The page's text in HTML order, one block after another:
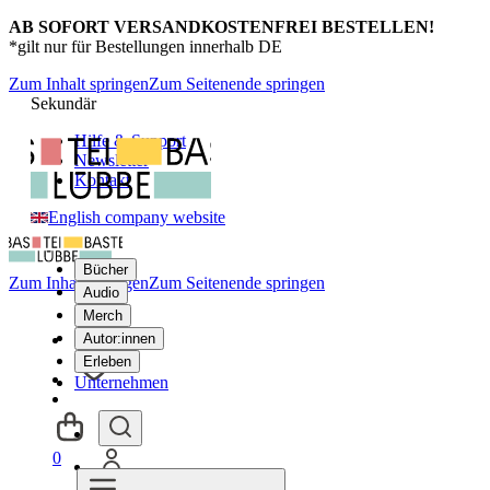
AB SOFORT VERSANDKOSTENFREI BESTELLEN!
*gilt nur für Bestellungen innerhalb DE
Zum Inhalt springenZum Seitenende springen
Sekundär
Hilfe & Support
Newsletter
Kontakt
English company website
Bücher
Audio
Merch
Autor:innen
Erleben
Unternehmen
Zum Inhalt springenZum Seitenende springen
0